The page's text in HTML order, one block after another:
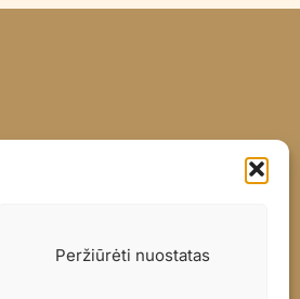
Peržiūrėti nuostatas